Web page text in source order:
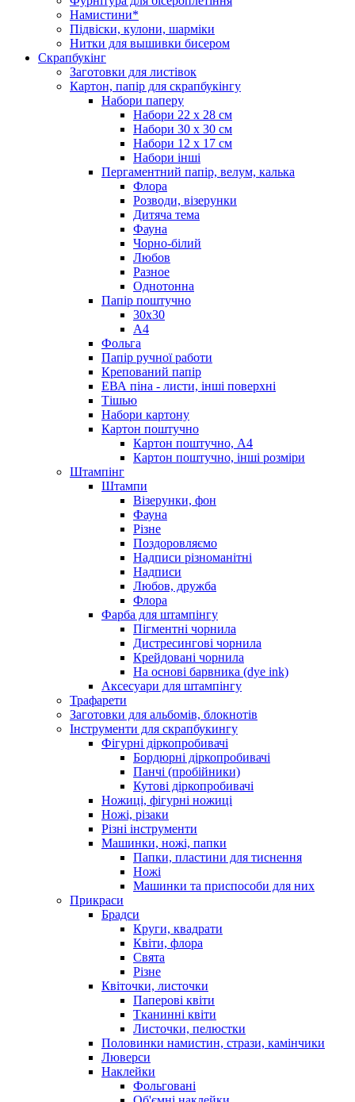
Намистини*
Підвіски, кулони, шарміки
Нитки для вышивки бисером
Скрапбукінг
Заготовки для листівок
Картон, папір для скрапбукінгу
Набори паперу
Набори 22 х 28 см
Набори 30 х 30 см
Набори 12 х 17 см
Набори інші
Пергаментний папір, велум, калька
Флора
Розводи, візерунки
Дитяча тема
Фауна
Чорно-білий
Любов
Разное
Однотонна
Папір поштучно
30х30
А4
Фольга
Папір ручної работи
Крепований папір
ЕВА піна - листи, інші поверхні
Тішью
Набори картону
Картон поштучно
Картон поштучно, А4
Картон поштучно, інші розміри
Штампінг
Штампи
Візерунки, фон
Фауна
Різне
Поздоровляємо
Надписи різноманітні
Надписи
Любов, дружба
Флора
Фарба для штампінгу
Пігментні чорнила
Дистресингові чорнила
Крейдовані чорнила
На основі барвника (dye ink)
Аксесуари для штампінгу
Трафарети
Заготовки для альбомів, блокнотів
Інструменти для скрапбукингу
Фігурні діркопробивачі
Бордюрні діркопробивачі
Панчі (пробійники)
Кутові діркопробивачі
Ножиці, фігурні ножиці
Ножі, різаки
Різні інструменти
Машинки, ножі, папки
Папки, пластини для тиснення
Ножі
Машинки та приспособи для них
Прикраси
Брадси
Круги, квадрати
Квіти, флора
Свята
Різне
Квіточки, листочки
Паперові квіти
Тканинні квіти
Листочки, пелюстки
Половинки намистин, стрази, камінчики
Люверси
Наклейки
Фольговані